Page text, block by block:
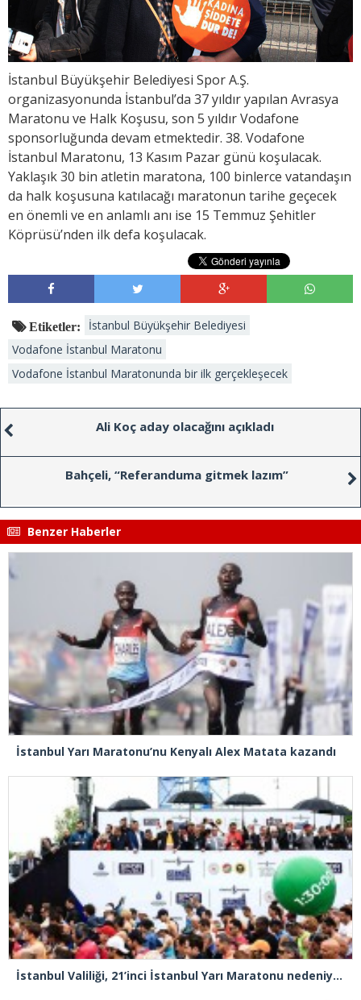
İstanbul Büyükşehir Belediyesi Spor A.Ş.
organizasyonunda İstanbul’da 37 yıldır yapılan Avrasya
Maratonu ve Halk Koşusu, son 5 yıldır Vodafone
sponsorluğunda devam etmektedir. 38. Vodafone
İstanbul Maratonu, 13 Kasım Pazar günü koşulacak.
Yaklaşık 30 bin atletin maratona, 100 binlerce vatandaşın
da halk koşusuna katılacağı maratonun tarihe geçecek
en önemli ve en anlamlı anı ise 15 Temmuz Şehitler
Köprüsü’nden ilk defa koşulacak.
Etiketler:
İstanbul Büyükşehir Belediyesi
Vodafone İstanbul Maratonu
Vodafone İstanbul Maratonunda bir ilk gerçekleşecek
Ali Koç aday olacağını açıkladı
Bahçeli, “Referanduma gitmek lazım”
Benzer Haberler
İstanbul Yarı Maratonu’nu Kenyalı Alex Matata kazandı
İstanbul Valiliği, 21’inci İstanbul Yarı Maratonu nedeniyle trafiğe kapanacak yolları açıkladı